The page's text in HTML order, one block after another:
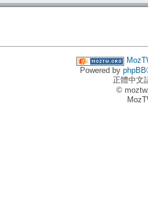
Powered by phpBB
正體中文
©